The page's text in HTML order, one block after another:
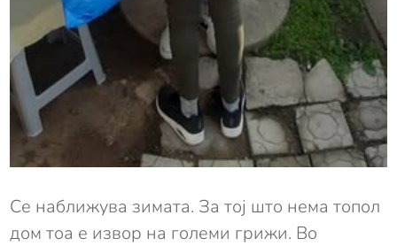
Се наближува зимата. За тој што нема топол
дом тоа е извор на големи грижи. Во